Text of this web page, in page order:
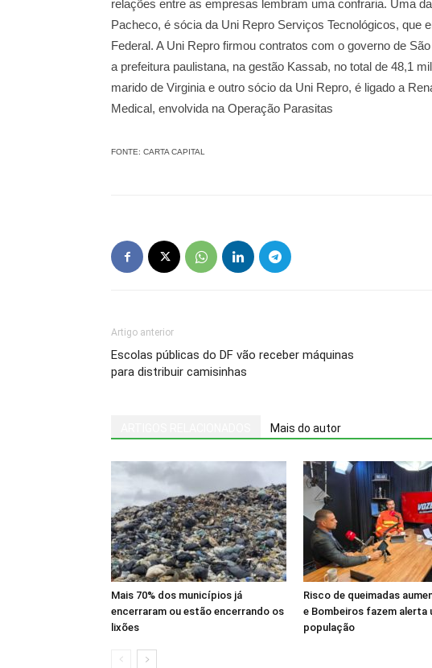
relações entre as empresas lembram uma confraria. Uma
Pacheco, é sócia da Uni Repro Serviços Tecnológicos, que
Federal. A Uni Repro firmou contratos com o governo de
a prefeitura paulistana, na gestão Kassab, no total de 48,1
marido de Virginia e outro sócio da Uni Repro, é ligado a
Medical, envolvida na Operação Parasitas
FONTE: CARTA CAPITAL
Artigo anterior
Escolas públicas do DF vão receber máquinas
para distribuir camisinhas
Mais do autor
Mais 70% dos municípios já
encerraram ou estão encerrando os
lixões
Risco de queimadas
e Bombeiros fazem alerta
população